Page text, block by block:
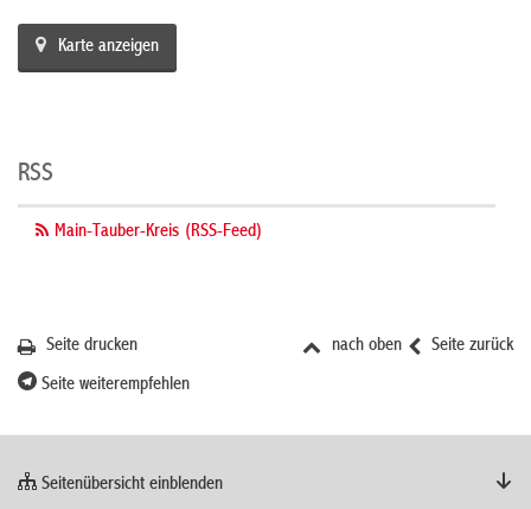
Karte anzeigen
RSS
Main-Tauber-Kreis (RSS-Feed)
Seite zurück
nach oben
Seite drucken
Seite weiterempfehlen
Seitenübersicht einblenden